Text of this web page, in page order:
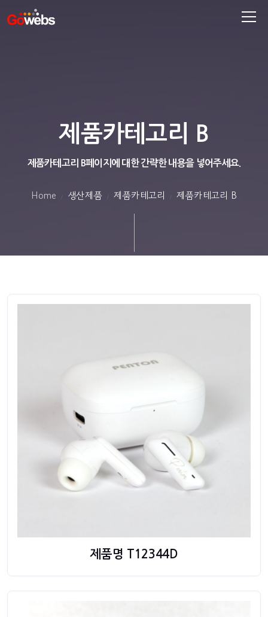
제품카테고리 B
제품카테고리 B페이지에 대한 간략한 내용을 넣어주세요.
Home 생산제품 제품카테고리 제품카테고리 B
제품명 T12344D